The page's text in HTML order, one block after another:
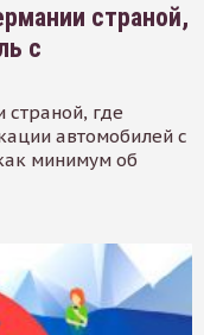
страной,
с
страной, где
автомобилей с
минимум об